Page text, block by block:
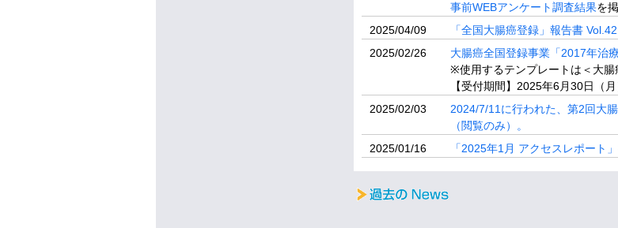
事前WEBアンケート調査結果を
2025/04/09
「全国大腸癌登録」報告書
2025/02/26
大腸癌全国登録事業「2017年治
※使用するテンプレートは＜大腸
【受付期間】2025年6月30日（
2025/02/03
2024/7/11に行われた、第2回大
（閲覧のみ）。
2025/01/16
「2025年1月 アクセスレポート